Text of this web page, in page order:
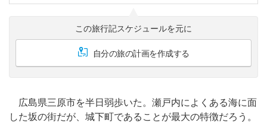
この旅行記スケジュールを元に
自分の旅の計画を作成する
広島県三原市を半日弱歩いた。瀬戸内によくある海に面
した坂の街だが、城下町であることが最大の特徴だろう。